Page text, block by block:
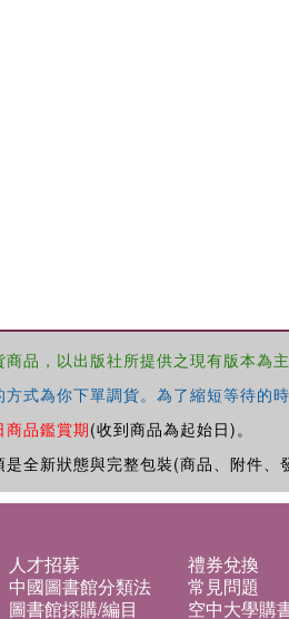
品，以出版社所提供之現有版本為
式為你下單調貨。為了縮短等待的
商品鑑賞期(收到商品為起始日)。
全新狀態與完整包裝(商品、附件、
人才招募 禮券兌換
中國圖書館分類法 常見問題
圖書館採購/編目 空中大學購